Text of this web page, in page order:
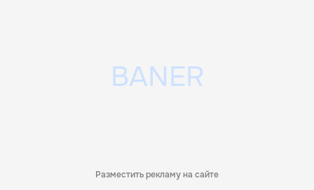
Разместить рекламу на сайте